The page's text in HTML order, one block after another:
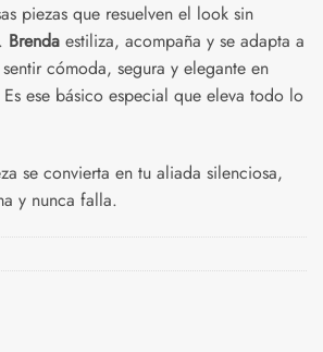
piezas que resuelven el look sin
Brenda estiliza, acompaña y se adapta a
cómoda, segura y elegante en
ese básico especial que eleva todo lo
se convierta en tu aliada silenciosa,
y nunca falla.